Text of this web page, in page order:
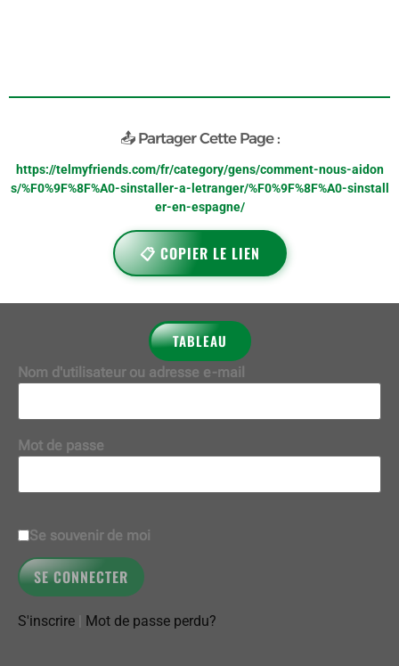
📤 Partager Cette Page :
https://telmyfriends.com/fr/category/gens/comment-nous-aidon
s/%F0%9F%8F%A0-sinstaller-a-letranger/%F0%9F%8F%A0-sinstall
er-en-espagne/
📋 COPIER LE LIEN
TABLEAU
Nom d'utilisateur ou adresse e-mail
Mot de passe
Se souvenir de moi
S'inscrire Mot de passe perdu?